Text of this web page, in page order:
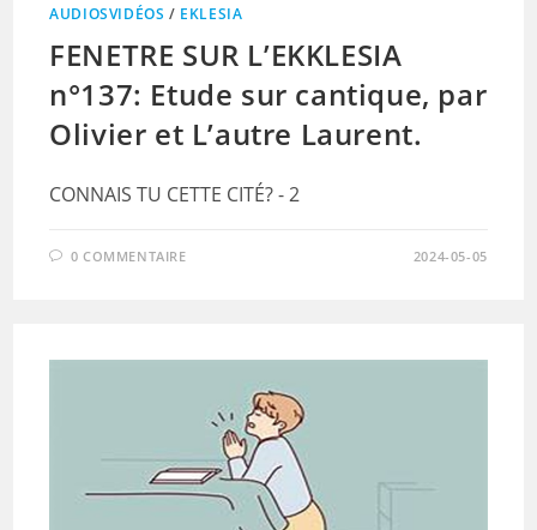
AUDIOSVIDÉOS / EKLESIA
FENETRE SUR L’EKKLESIA
n°137: Etude sur cantique, par
Olivier et L’autre Laurent.
CONNAIS TU CETTE CITÉ? - 2
0 COMMENTAIRE 2024-05-05